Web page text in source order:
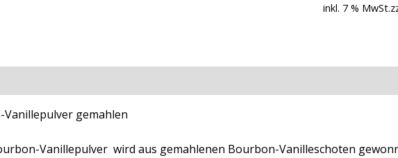
inkl. 7 % MwSt.
gemahlen
Vanillepulver wird aus gemahlenen Bourbon-Vanilleschoten